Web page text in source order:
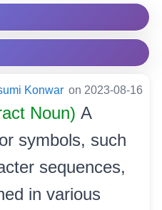
Konwar on 2023-08-16
Noun) A
symbols, such
sequences,
in various